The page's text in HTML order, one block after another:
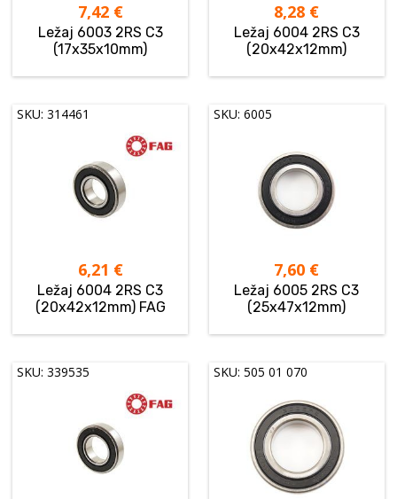
7,42 €
Ležaj 6003 2RS C3
(17x35x10mm)
8,28 €
Ležaj 6004 2RS C3
(20x42x12mm)
SKU: 314461
6,21 €
Ležaj 6004 2RS C3
(20x42x12mm) FAG
SKU: 6005
7,60 €
Ležaj 6005 2RS C3
(25x47x12mm)
SKU: 339535 SKU: 505 01 070